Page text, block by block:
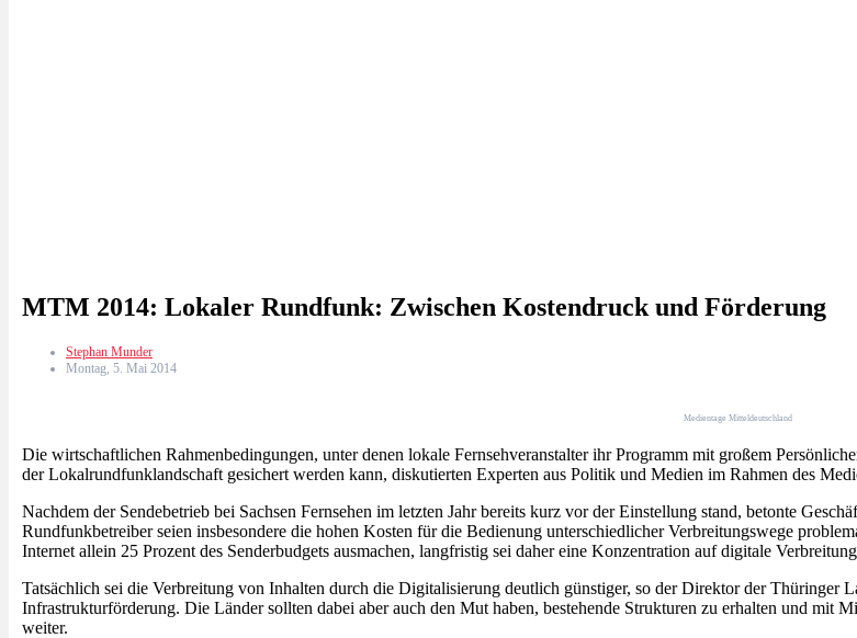
MTM 2014: Lokaler Rundfunk: Zwischen Kostendruck und Förderung
Stephan Munder
Montag, 5. Mai 2014
Medientage Mitteldeutschland
Die wirtschaftlichen Rahmenbedingungen, unter denen lokale Fernsehveranstalter ihr Programm mit großem
der Lokalrundfunklandschaft gesichert werden kann, diskutierten Experten aus Politik und Medien im Rahmen des
Nachdem der Sendebetrieb bei Sachsen Fernsehen im letzten Jahr bereits kurz vor der Einstellung stand, betonte
Rundfunkbetreiber seien insbesondere die hohen Kosten für die Bedienung unterschiedlicher Verbreitungswege
Internet allein 25 Prozent des Senderbudgets ausmachen, langfristig sei daher eine Konzentration auf digitale
Tatsächlich sei die Verbreitung von Inhalten durch die Digitalisierung deutlich günstiger, so der Direktor der Thüringer
Infrastrukturförderung. Die Länder sollten dabei aber auch den Mut haben, bestehende Strukturen zu erhalten und mit
weiter.